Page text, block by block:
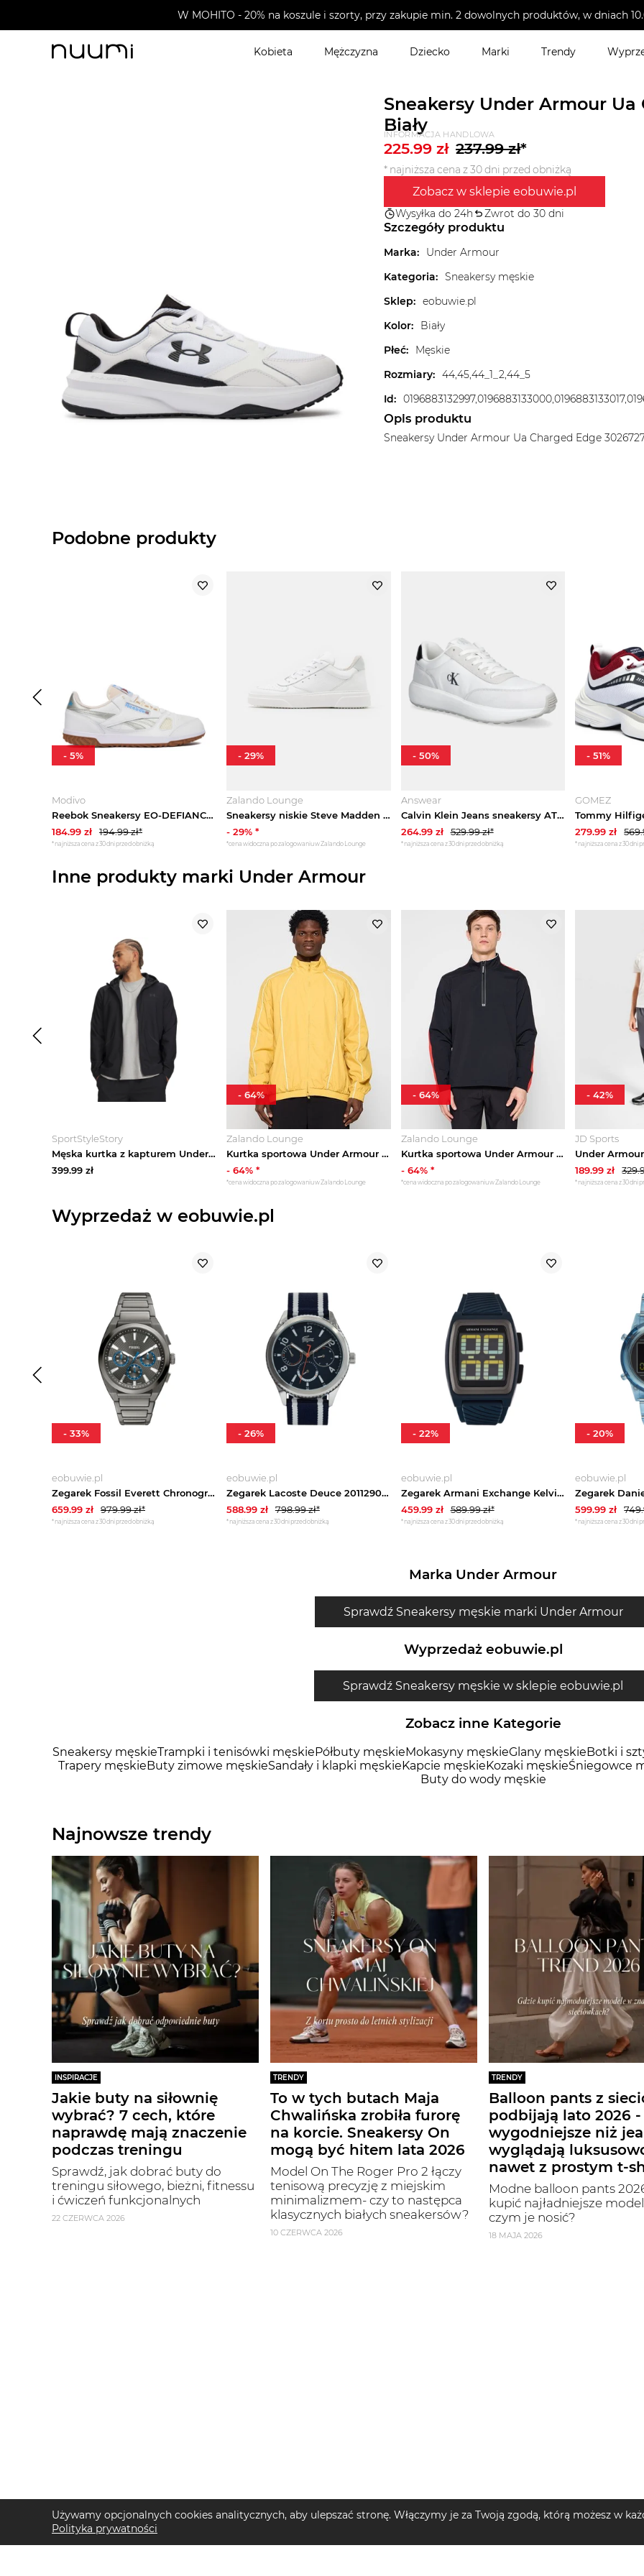
W MOHITO - 20% na koszule i szorty, przy zakupie min. 2 dowolnych produktów, w dniach
Kobieta Mężczyzna Dziecko Marki Trendy
Sneakersy Under Armour Ua
Biały
INFORMACJA HANDLOWA
225.99 zł 237.99zł*
* najniższa cena z 30 dni przed obniżką
Zobacz w sklepie eobuwie.pl
Wysyłka do 24h Zwrot do 30 dni
Szczegóły produktu
Marka:
Under Armour
Kategoria: Sneakersy męskie
Sklep: eobuwie.pl
Kolor:
Biały
Płeć:
Męskie
Rozmiary: 44,45,44_1_2,44_5
Id:
Opis produktu
Sneakersy Under Armour Ua Charged Edge
Podobne produkty
Modivo
Reebok Sneakersy EO-DEFIANCE 88 100244853 Biały
184.99 zł 194.99zł*
*najniższa cena z 30 dni przed obniżką
- 5%
Zalando Lounge
Sneakersy niskie Steve Madden biały
- 29% *
*cena widoczna po zalogowaniu w Zalando Lounge
- 29%
Answear
Calvin Klein Jeans sneakersy ATHLEISURE RUNNER LACEUP NY-SU biały
264.99zł 529.99zł*
*najniższa cena z 30 dni przed obniżką
- 50%
GOMEZ
279.99 zł
*najniższa cena z 30 dni
-51%
Inne produkty marki Under Armour
SportStyleStory
Męska kurtka z kapturem Under Armour UA Unstoppable Woven Jacket - czarna
399.99 zł
Zalando Lounge
Kurtka sportowa Under Armour żółty
- 64% *
*cena widoczna po zalogowaniu w Zalando Lounge
- 64%
Zalando Lounge
Kurtka sportowa Under Armour czarny
- 64% *
*cena widoczna po zalogowaniu w Zalando Lounge
- 64%
JD Sports
189.99 zł
*najniższa cena z 30 dni
-42%
Wyprzedaż w eobuwie.pl
eobuwie.pl
Zegarek Fossil Everett Chronograph FS6107 Szary
659.99 zł 979.99zł*
*najniższa cena z 30 dni przed obniżką
- 33%
eobuwie.pl
Zegarek Lacoste Deuce 2011290 Granatowy
588.99zł 798.99zł*
*najniższa cena z 30 dni przed obniżką
- 26%
eobuwie.pl
Zegarek Armani Exchange Kelvin AX2970 Granatowy
459.99zł 589.99zł*
*najniższa cena z 30 dni przed obniżką
- 22%
eobuwie.pl
599.99 zł
*najniższa cena z 30 dni
-20%
Marka Under Armour
Sprawdź Sneakersy męskie marki Under Armour
Wyprzedaż eobuwie.pl
Sprawdź Sneakersy męskie w sklepie eobuwie.pl
Zobacz inne Kategorie
Sneakersy męskieTrampki i tenisówki męskiePółbuty męskieMokasyny męskieGlany męskieBotki i
Trapery męskieButy zimowe męskieSandały i klapki męskieKapcie męskieKozaki męskieŚniegowce
Buty do wody męskie
Najnowsze trendy
INSPIRACJE
Jakie buty na siłownię
wybrać? 7 cech, które
naprawdę mają znaczenie
podczas treningu
Sprawdź, jak dobrać buty do
treningu siłowego, bieżni, fitnessu
i ćwiczeń funkcjonalnych
22 CZERWCA 2026
TRENDY
To w tych butach Maja
Chwalińska zrobiła furorę
na korcie. Sneakersy On
mogą być hitem lata 2026
Model On The Roger Pro 2 łączy
tenisową precyzję z miejskim
minimalizmem- czy to następca
klasycznych białych sneakersów?
10 CZERWCA 2026
TRENDY
Balloon pants z
podbijają lato 2026 -
wygodniejsze niż
wyglądają
nawet z prostym t-
Modne balloon pants
kupić najładniejsze
czym je nosić?
18 MAJA 2026
Używamy opcjonalnych cookies analitycznych, aby ulepszać stronę. Włączymy je za Twoją zgodą, którą możesz w
Polityka prywatności